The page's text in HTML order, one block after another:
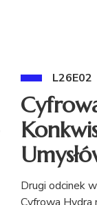
L26E02
Drugi odcinek